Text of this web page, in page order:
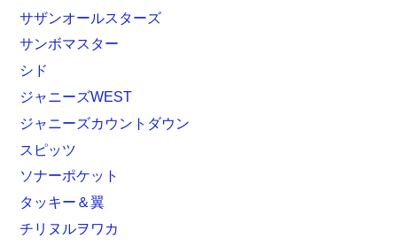
サザンオールスターズ
サンボマスター
シド
ジャニーズWEST
ジャニーズカウントダウン
スピッツ
ソナーポケット
タッキー＆翼
チリヌルヲワカ